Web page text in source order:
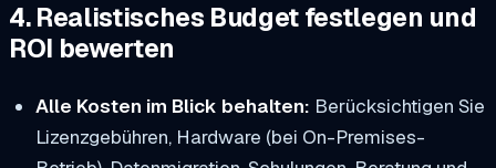
4. Realistisches Budget festlegen und
ROI bewerten
Alle Kosten im Blick behalten: Berücksichtigen Sie
Lizenzgebühren, Hardware (bei On-Premises-